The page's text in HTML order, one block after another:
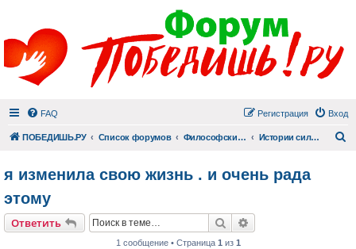
FAQ Вход
Регистрация
ПОБЕДИШЬ.РУ Список форумов Философский раздел Истории сильных людей
я изменила свою жизнь . и очень рада
этому
Ответить Поиск
1 сообщение • Страница 1 из 1